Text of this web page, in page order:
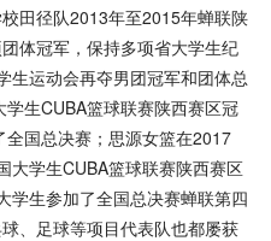
田径队2013年至2015年蝉联陕
体冠军，保持多项省大学生纪
生运动会再夺男团冠军和团体总
生CUBA篮球联赛陕西赛区冠
国总决赛；思源女篮在2017
大学生CUBA篮球联赛陕西赛区
学生参加了全国总决赛蝉联第四
、足球等项目代表队也都屡获